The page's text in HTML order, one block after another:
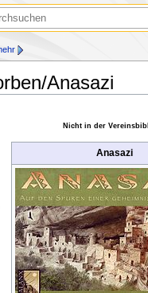
Anasazi
Nicht in der
Anasazi